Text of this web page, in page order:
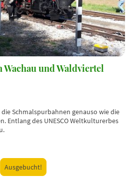
und Waldviertel
Schmalspurbahnen genauso wie die
Entlang des UNESCO Weltkulturerbes
Ausgebucht!